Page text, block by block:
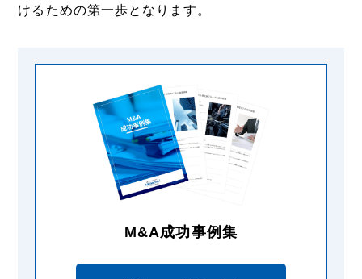
けるための第一歩となります。
M&A成功事例集